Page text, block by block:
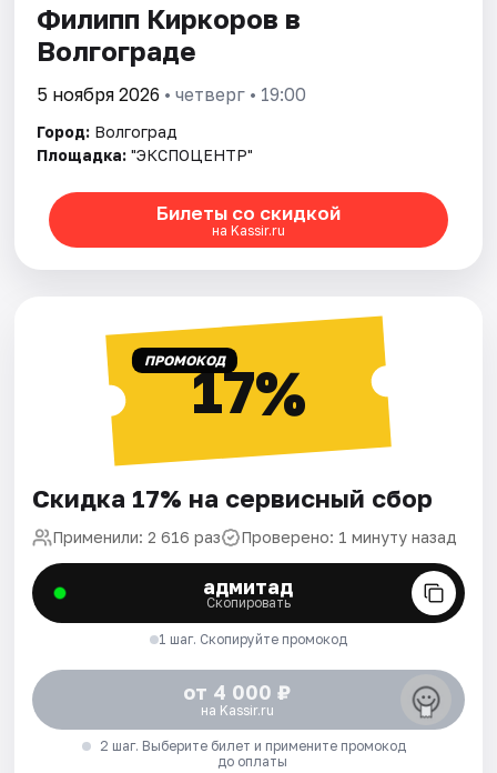
Филипп Киркоров в
Волгограде
5 ноября 2026 • четверг • 19:00
Город: Волгоград
Площадка: "ЭКСПОЦЕНТР"
Билеты со скидкой
на Kassir.ru
ПРОМОКОД17%
Скидка 17% на сервисный сбор
Применили: 2 616 раз Проверено: 1 минуту назад
адмитад
Скопировать
1 шаг. Скопируйте промокод
от 4 000 ₽
на Kassir.ru
2 шаг. Выберите билет и примените промокод
до оплаты